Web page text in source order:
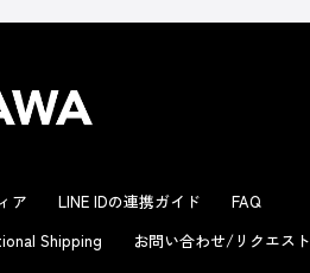
ア LINE IDの連携ガイド
FAQ
Shipping お問い合わせ/リクエスト